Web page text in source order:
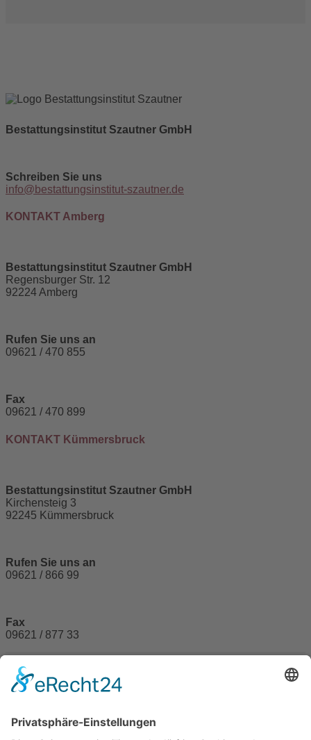
Bestattungsinstitut Szautner GmbH
Schreiben Sie uns
info@bestattungsinstitut-szautner.de
KONTAKT Amberg
Bestattungsinstitut Szautner GmbH
Regensburger Str. 12
92224 Amberg
Rufen Sie uns an
09621 / 470 855
Fax
09621 / 470 899
KONTAKT Kümmersbruck
Bestattungsinstitut Szautner GmbH
Kirchensteig 3
92245 Kümmersbruck
Rufen Sie uns an
09621 / 866 99
Fax
09621 / 877 33
© 2026 Bestattungsinstitut Szautner GmbH. Designed by
webfriends
Impressum